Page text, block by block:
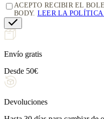
ACEPTO RECIBIR EL
BODY. LEER LA
Envío gratis
Desde 50€
Devoluciones